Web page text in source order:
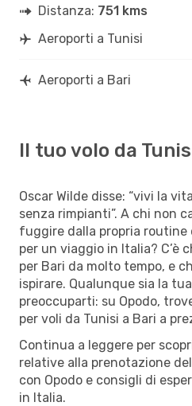
Distanza: 751 kms
Aeroporti a Tunisi
Aeroporti a Bari
Il tuo volo da
Oscar Wilde disse: “vivi la
senza rimpianti”. A chi non
fuggire dalla propria routine
per un viaggio in Italia? C’è
per Bari da molto tempo, e
ispirare. Qualunque sia la
preoccuparti: su Opodo,
per voli da Tunisi a Bari a
Continua a leggere per
relative alla prenotazione
con Opodo e consigli di
in Italia.